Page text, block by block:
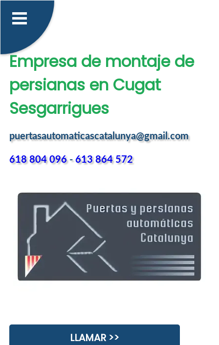
Empresa de montaje de
persianas en Cugat
Sesgarrigues
puertasautomaticascatalunya@gmail.com
618 804 096 -613 864 572
LLAMAR >>